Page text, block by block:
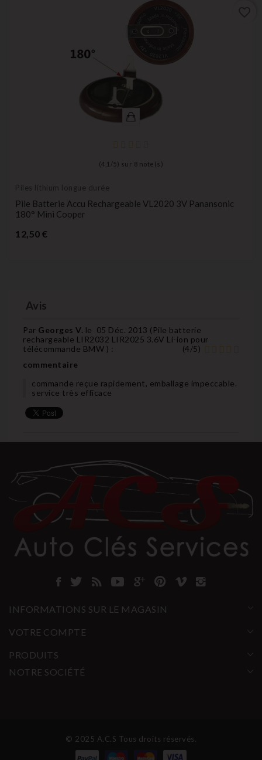
(4,1 / 5) sur 8 note(s)
Piles lithium longue durée
Pile Batterie Accu Rechargeable VL2020 3V Panansonic
180° Mini Cooper
12,50 €
Avis
Par Georges V. le 05 Déc. 2013 ( Pile batterie
rechargeable LIR2032 LIR2025 3.6V Li-ion pour
télécommande BMW ) : (4/5)
commentaire
commande reçue rapidement, emballage impeccable.
service très efficace
INFORMATIONS SUR LE MAGASIN
VOTRE COMPTE
PRODUITS
NOTRE SOCIÉTÉ
© 2025 A.C.S Tous droits réservés.